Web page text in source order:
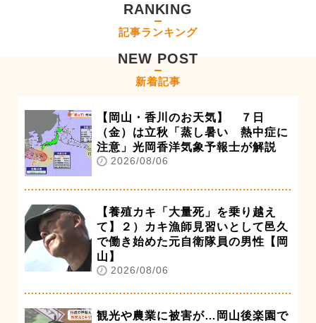
RANKING
記事ランキング
NEW POST
新着記事
【岡山・香川のお天気】 ７日
（金）は立秋「蒸し暑い 熱中症に
注意」光岡香洋気象予報士が解説
2026/08/06
【養殖カキ「大量死」を乗り越え
て】２）カキ漁師見習いとして邑久
で働き始めた元自衛隊員の男性【岡
山】
2026/08/06
観光や農業に被害が…岡山後楽園で